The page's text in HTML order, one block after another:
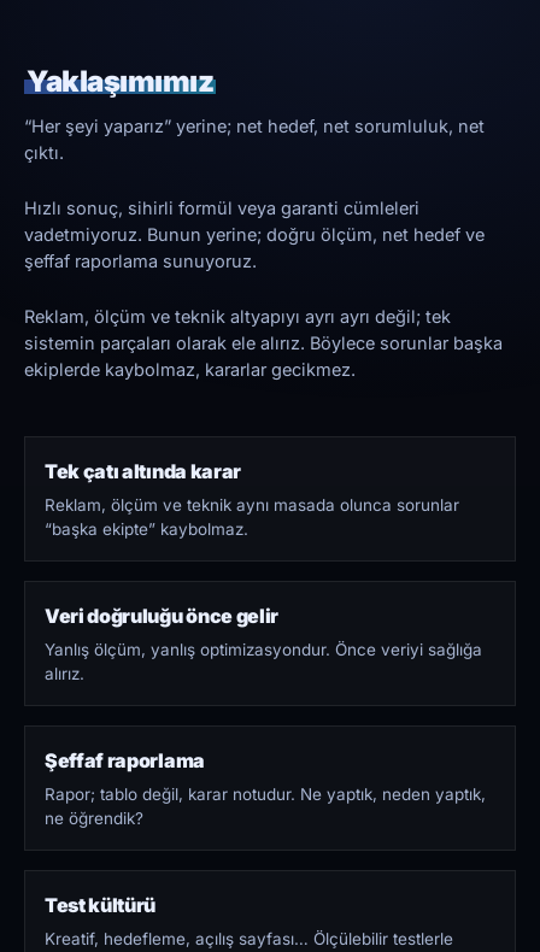
Yaklaşımımız
“Her şeyi yaparız” yerine; net hedef, net sorumluluk, net
çıktı.
Hızlı sonuç, sihirli formül veya garanti cümleleri
vadetmiyoruz. Bunun yerine; doğru ölçüm, net hedef ve
şeffaf raporlama sunuyoruz.
Reklam, ölçüm ve teknik altyapıyı ayrı ayrı değil; tek
sistemin parçaları olarak ele alırız. Böylece sorunlar başka
ekiplerde kaybolmaz, kararlar gecikmez.
Tek çatı altında karar
Reklam, ölçüm ve teknik aynı masada olunca sorunlar
“başka ekipte” kaybolmaz.
Veri doğruluğu önce gelir
Yanlış ölçüm, yanlış optimizasyondur. Önce veriyi sağlığa
alırız.
Şeffaf raporlama
Rapor; tablo değil, karar notudur. Ne yaptık, neden yaptık,
ne öğrendik?
Test kültürü
Kreatif, hedefleme, açılış sayfası… Ölçülebilir testlerle